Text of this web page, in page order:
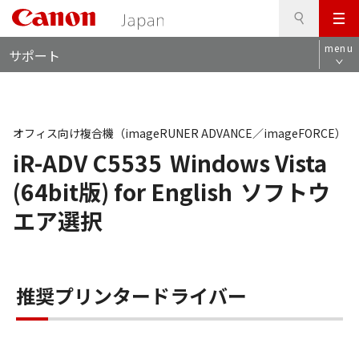
メ
ニ
ュ
サポート menu
iR-ADV C5535 Windows Vista
(64bit版) for English ソフトウ
エア選択
オフィス向け複合機（imageRUNER ADVANCE／imageFORCE）
推奨プリンタードライバー